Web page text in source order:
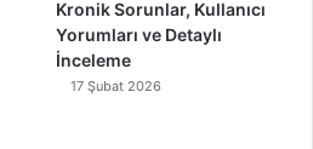
Kronik Sorunlar, Kullanıcı
Yorumları ve Detaylı
İnceleme
17 Şubat 2026